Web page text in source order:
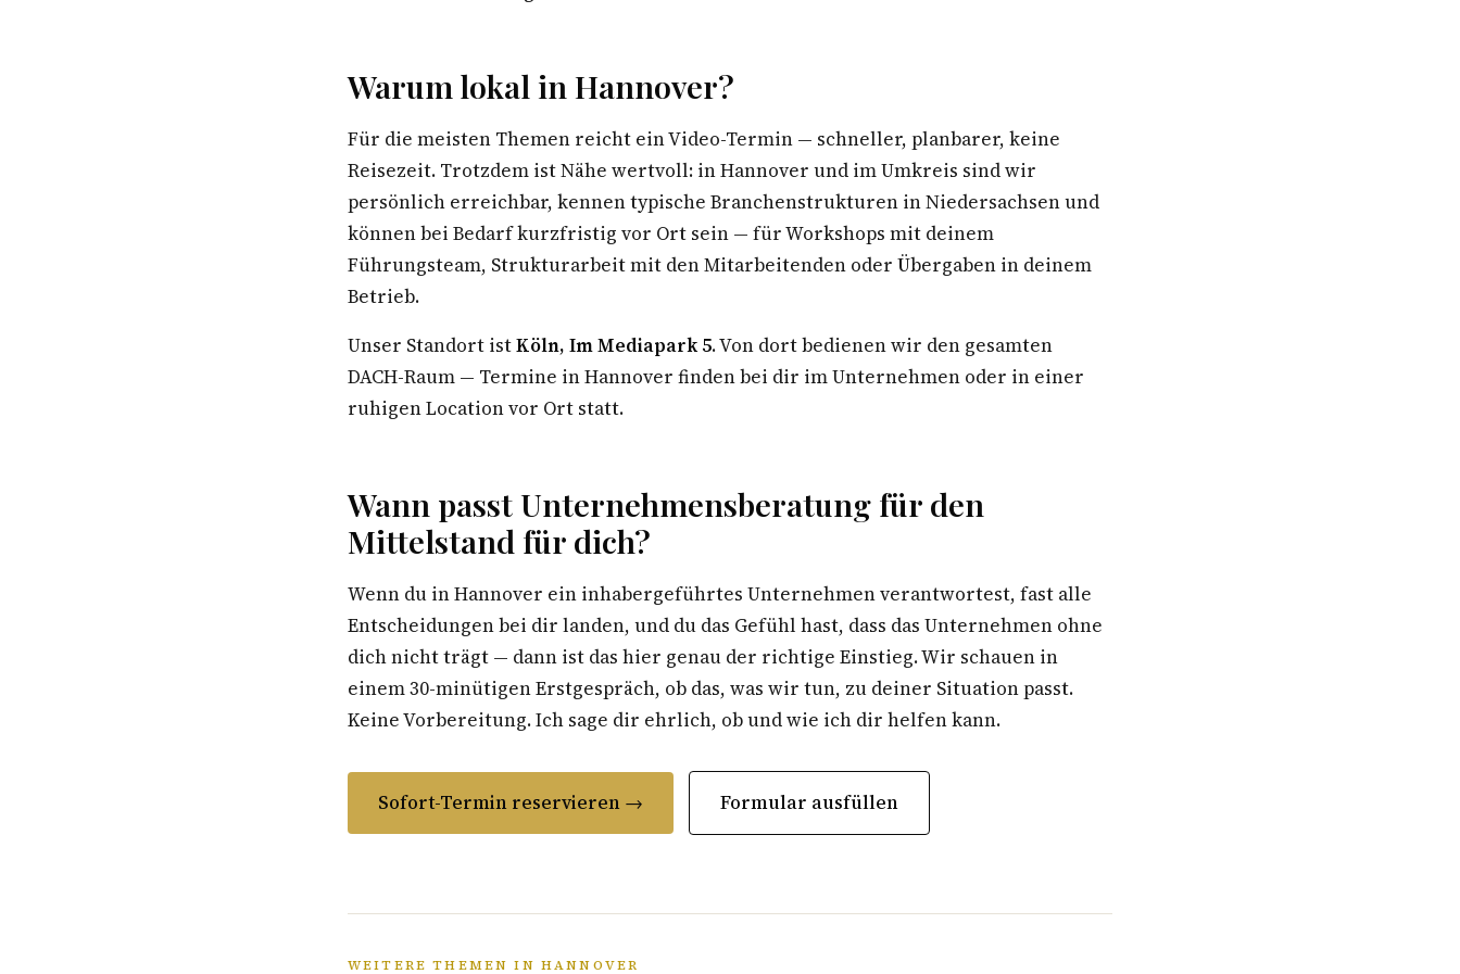
Warum lokal in Hannover?
Für die meisten Themen reicht ein Video-Termin — schneller, planbarer, keine
Reisezeit. Trotzdem ist Nähe wertvoll: in Hannover und im Umkreis sind wir
persönlich erreichbar, kennen typische Branchenstrukturen in Niedersachsen und
können bei Bedarf kurzfristig vor Ort sein — für Workshops mit deinem
Führungsteam, Strukturarbeit mit den Mitarbeitenden oder Übergaben in deinem
Betrieb.
Unser Standort istKöln, Im Mediapark 5. Von dort bedienen wir den gesamten
DACH-Raum — Termine in Hannover finden bei dir im Unternehmen oder in einer
ruhigen Location vor Ort statt.
Wann passt Unternehmensberatung für den
Mittelstand für dich?
Wenn du in Hannover ein inhabergeführtes Unternehmen verantwortest, fast alle
Entscheidungen bei dir landen, und du das Gefühl hast, dass das Unternehmen ohne
dich nicht trägt — dann ist das hier genau der richtige Einstieg. Wir schauen in
einem 30-minütigen Erstgespräch, ob das, was wir tun, zu deiner Situation passt.
Keine Vorbereitung. Ich sage dir ehrlich, ob und wie ich dir helfen kann.
Sofort-Termin reservieren → Formular ausfüllen
WEITERE THEMEN IN HANNOVER